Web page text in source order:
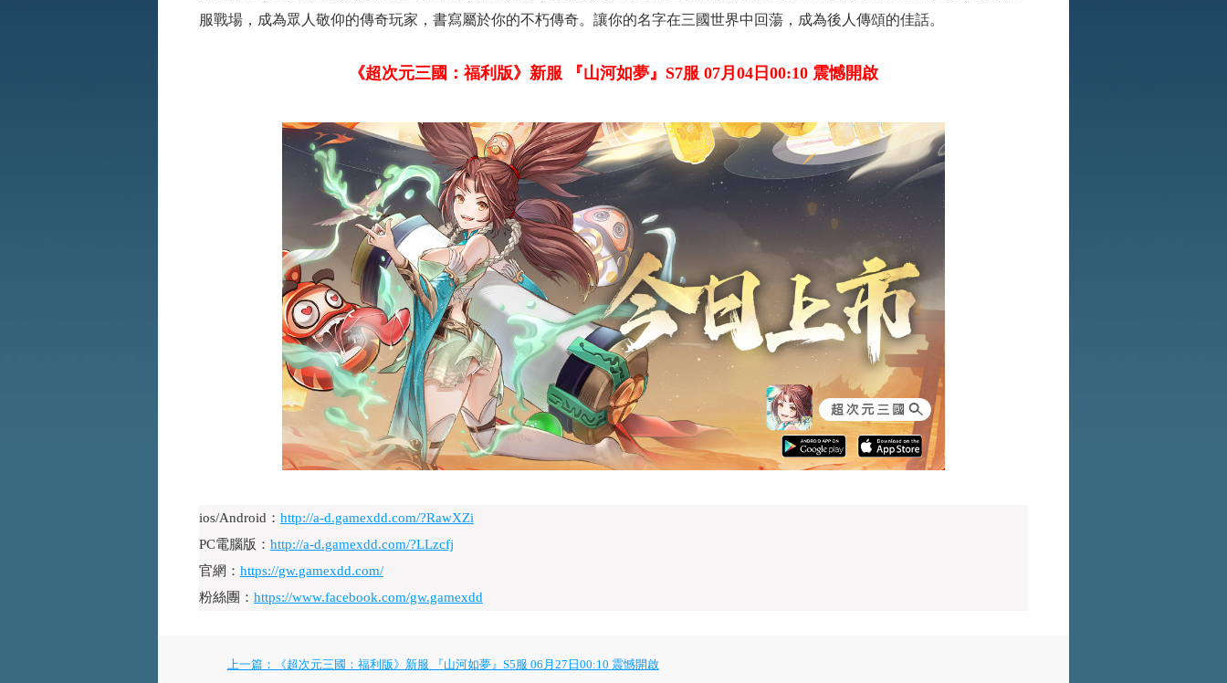
服戰場，成為眾人敬仰的傳奇玩家，書寫屬於你的不朽傳奇。讓你的名字在三國世界中回蕩，成為後人傳頌的佳話。
《超次元三國：福利版》新服 『山河如夢』 S7服 07月04日00:10 震憾開啟
ios/Android： http://a-d.gamexdd.com/?RawXZi
PC電腦版： http://a-d.gamexdd.com/?LLzcfj
官網： https://gw.gamexdd.com/
粉絲團： https://www.facebook.com/gw.gamexdd
上一篇：《超次元三國：福利版》新服 『山河如夢』S5服 06月27日00:10 震憾開啟